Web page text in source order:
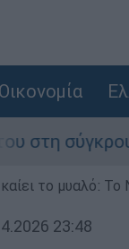
Οικονομία
το μυαλό:
23:48